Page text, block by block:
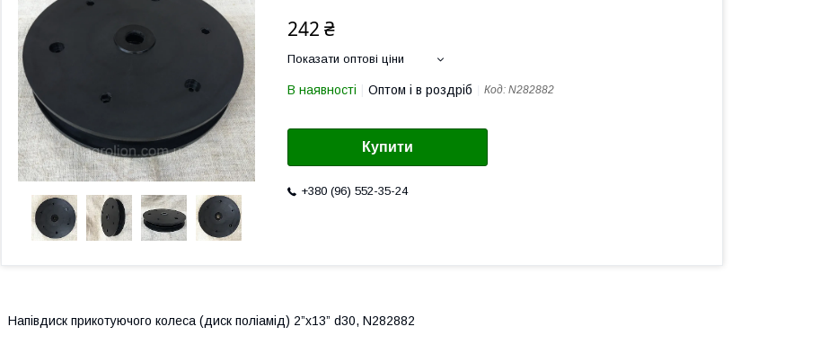
242 ₴
Показати оптові ціни
В наявності Оптом і в роздріб Код: N282882
Купити
+380 (96) 552-35-24
Напівдиск прикотуючого колеса (диск поліамід) 2”x13” d30, N282882